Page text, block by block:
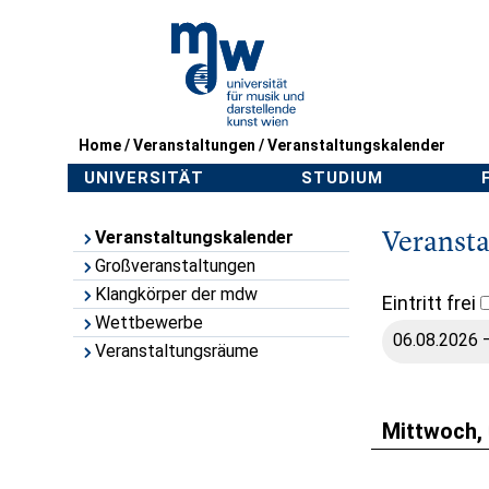
Home/Veranstaltungen /Veranstaltungskalender
UNIVERSITÄT STUDIUM
Veranstaltungskalender
Großveranstaltungen
Klangkörper der mdw
Wettbewerbe
Veranstaltungsräume
Eintritt frei
Mittwoch,